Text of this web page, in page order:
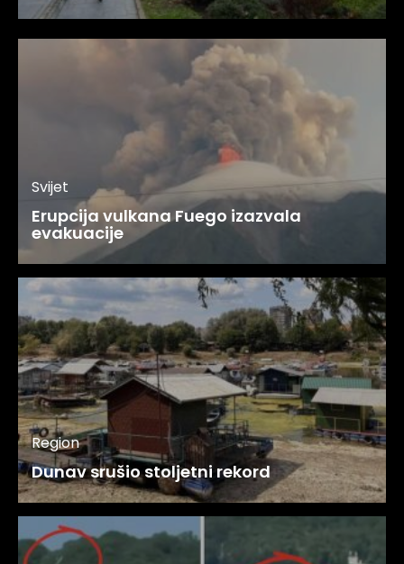
Svijet
Erupcija vulkana Fuego izazvala
evakuacije
Region
Dunav srušio stoljetni rekord